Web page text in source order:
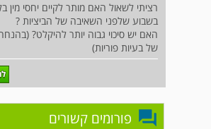
רציתי לשאול האם מותר לקיים יחסי מין
בשבוע שלפני השאיבה של הביציות ?
האם יש סיכוי גבוה יותר להיקלט?
של בעיות פוריות)
פורומים קשורים